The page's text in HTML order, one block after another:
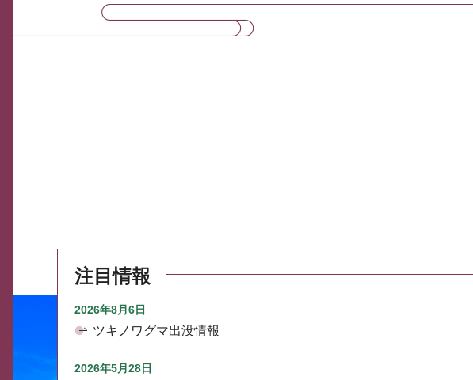
注目情報
2026年8月6日
ツキノワグマ出没情報
2026年5月28日